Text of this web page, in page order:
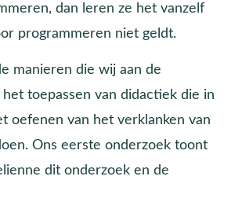
dan leren ze het vanzelf
programmeren niet geldt.
manieren die wij aan de
toepassen van didactiek die in
oefenen van het verklanken van
Ons eerste onderzoek toont
dit onderzoek en de